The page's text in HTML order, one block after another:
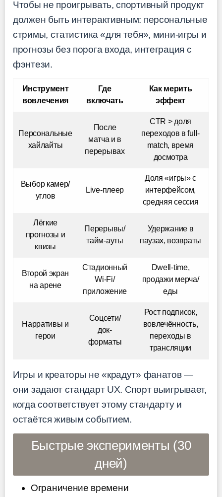
Чтобы не проигрывать, спортивный продукт
должен быть интерактивным: персональные
стримы, статистика «для тебя», мини-игры и
прогнозы без порога входа, интеграция с
фэнтези.
Инструмент
вовлечения
Где
включать
Как мерить
эффект
Персональные
хайлайты
После
матча и в
перерывах
CTR > доля
переходов в full-
match, время
досмотра
Выбор камер/
углов
Live-плеер
Доля «игры» с
интерфейсом,
средняя сессия
Лёгкие
прогнозы и
квизы
Перерывы/
тайм-ауты
Удержание в
паузах, возвраты
Второй экран
на арене
Стадионный
Wi-Fi/
приложение
Dwell-time,
продажи мерча/
еды
Нарративы и
герои
Соцсети/
док-
форматы
Рост подписок,
вовлечённость,
переходы в
трансляции
Игры и креаторы не «крадут» фанатов —
они задают стандарт UX. Спорт выигрывает,
когда соответствует этому стандарту и
остаётся живым событием.
Быстрые эксперименты (30
дней)
Ограничение времени